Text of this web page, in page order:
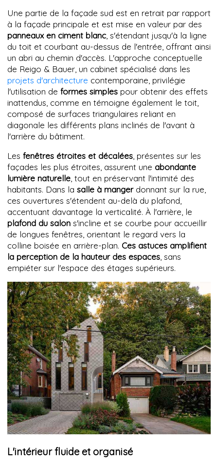
Une partie de la façade sud est en retrait par rapport
à la façade principale et est mise en valeur par des
panneaux en ciment blanc , s'étendant jusqu'à la ligne
du toit et courbant au-dessus de l'entrée, offrant ainsi
un abri au chemin d'accès. L'approche conceptuelle
de Reigo & Bauer, un cabinet spécialisé dans les
projets d'architecture contemporaine, privilégie
l'utilisation de formes simples pour obtenir des effets
inattendus, comme en témoigne également le toit,
composé de surfaces triangulaires reliant en
diagonale les différents plans inclinés de l'avant à
l'arrière du bâtiment.
Les fenêtres étroites et décalées , présentes sur les
façades les plus étroites, assurent une abondante
lumière naturelle , tout en préservant l'intimité des
habitants. Dans la salle à mangerdonnant sur la rue,
ces ouvertures s'étendent au-delà du plafond,
accentuant davantage la verticalité. À l'arrière, le
plafond du salon s'incline et se courbe pour accueillir
de longues fenêtres, orientant le regard vers la
colline boisée en arrière-plan. Ces astuces amplifient
la perception de la hauteur des espaces , sans
empiéter sur l'espace des étages supérieurs.
L'intérieur fluide et organisé